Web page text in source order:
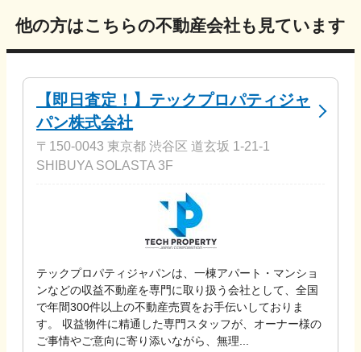
他の方はこちらの不動産会社も見ています
【即日査定！】テックプロパティジャ
パン株式会社
〒150-0043 東京都 渋谷区 道玄坂 1-21-1
SHIBUYA SOLASTA 3F
テックプロパティジャパンは、一棟アパート・マンショ
ンなどの収益不動産を専門に取り扱う会社として、全国
で年間300件以上の不動産売買をお手伝いしておりま
す。 収益物件に精通した専門スタッフが、オーナー様の
ご事情やご意向に寄り添いながら、無理...